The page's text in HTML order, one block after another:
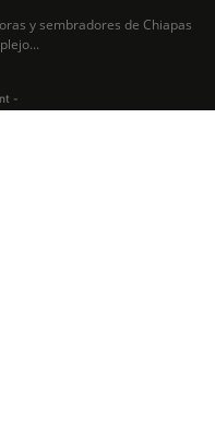
y sembradores de Chiapas
-